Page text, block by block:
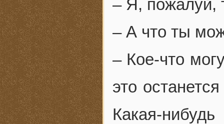
– Я, пожалуй,
– А что ты
– Кое-что
это
Какая-